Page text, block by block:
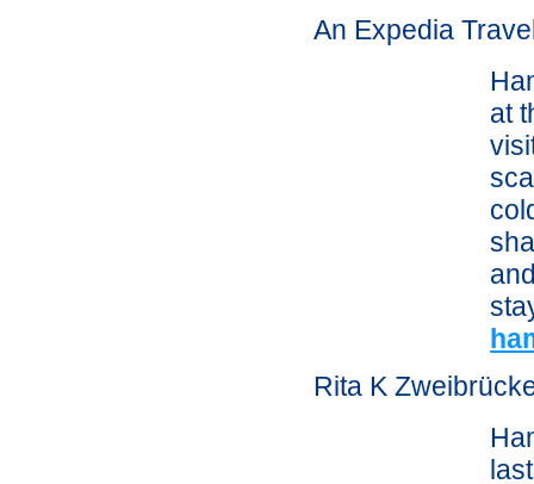
An Expedia
at
Rita K